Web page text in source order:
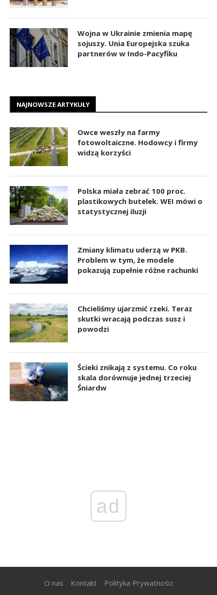
Wojna w Ukrainie zmienia mapę
sojuszy. Unia Europejska szuka
partnerów w Indo-Pacyfiku
NAJNOWSZE ARTYKUŁY
Owce weszły na farmy
fotowoltaiczne. Hodowcy i firmy
widzą korzyści
Polska miała zebrać 100 proc.
plastikowych butelek. WEI mówi o
statystycznej iluzji
Zmiany klimatu uderzą w PKB.
Problem w tym, że modele
pokazują zupełnie różne rachunki
Chcieliśmy ujarzmić rzeki. Teraz
skutki wracają podczas susz i
powodzi
Ścieki znikają z systemu. Co roku
skala dorównuje jednej trzeciej
Śniardw
ad
O nas Kontakt Polityka Prywatności